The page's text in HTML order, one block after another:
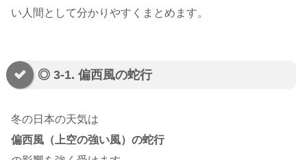
い人間として分かりやすくまとめます。
◎ 3-1. 偏西風の蛇行
冬の日本の天気は
偏西風（上空の強い風）の蛇行